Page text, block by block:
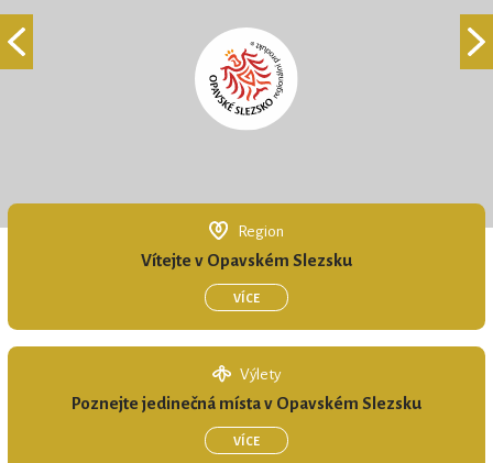
REGIONÁLNÍ ZNAČKA
OPAVSKÉ SLEZSKO regionální produkt®
Region
Vítejte v Opavském Slezsku
VÍCE
Výlety
Poznejte jedinečná místa v Opavském Slezsku
VÍCE